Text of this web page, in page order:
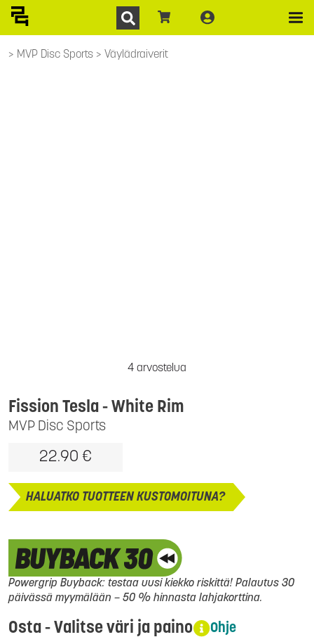
MVP Disc Sports Väylädraiverit
4 arvostelua
MVP Disc Sports
Fission Tesla - White Rim
22.90 €
HALUATKO TUOTTEEN KUSTOMOITUNA?
Powergrip Buyback: testaa uusi kiekko riskittä! Palautus 30
päivässä myymälään – 50 % hinnasta lahjakorttina.
Osta - Valitse väri ja paino Ohje